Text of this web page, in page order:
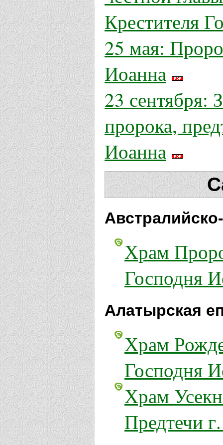
Крестителя
25 мая:
Иоанна
23 сентября:
пророка,
Иоанна
Храм
Господня
Алатырская
Храм
Господня
Храм
Предтечи